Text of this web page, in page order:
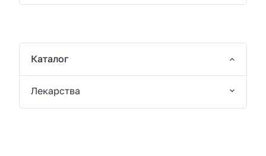
Каталог
Лекарства